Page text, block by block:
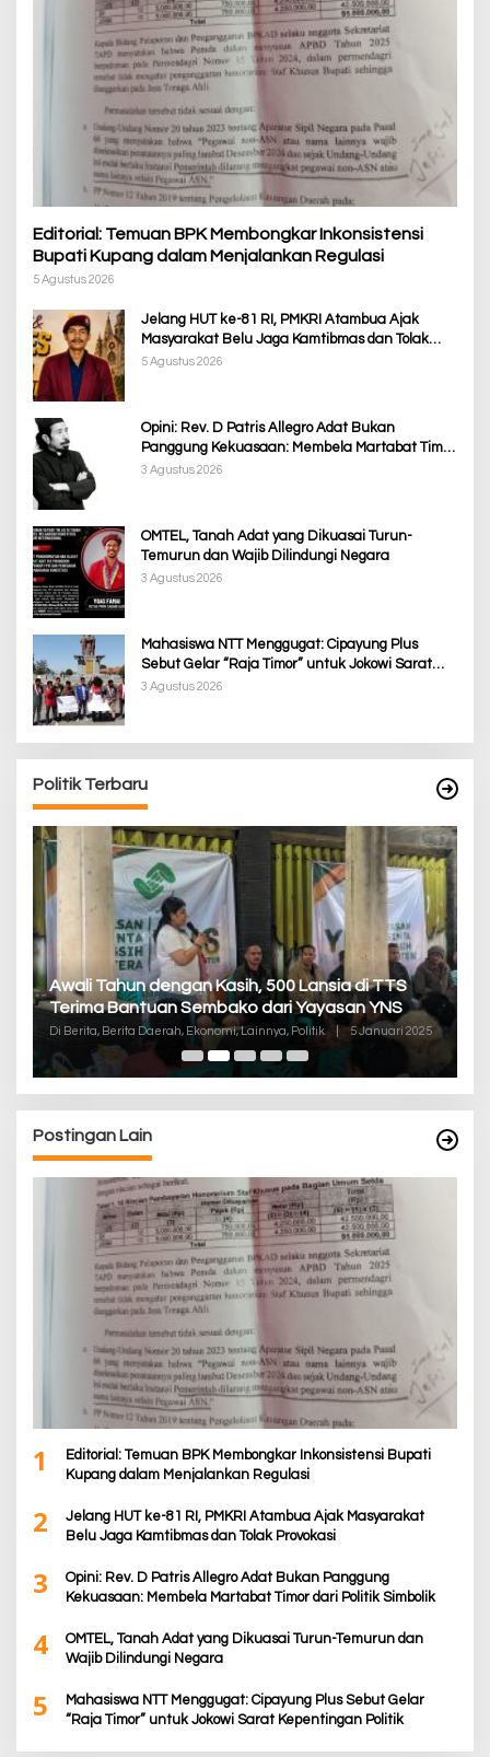
Editorial: Temuan BPK Membongkar Inkonsistensi
Bupati Kupang dalam Menjalankan Regulasi
5 Agustus 2026
Jelang HUT ke-81 RI, PMKRI Atambua Ajak
Masyarakat Belu Jaga Kamtibmas dan Tolak
Provokasi
5 Agustus 2026
Opini: Rev. D Patris Allegro Adat Bukan
Panggung Kekuasaan: Membela Martabat Timor
dari Politik Simbolik
3 Agustus 2026
OMTEL, Tanah Adat yang Dikuasai Turun-
Temurun dan Wajib Dilindungi Negara
3 Agustus 2026
Mahasiswa NTT Menggugat: Cipayung Plus
Sebut Gelar “Raja Timor” untuk Jokowi Sarat
Kepentingan Politik
3 Agustus 2026
Politik Terbaru
Awali Tahun dengan Kasih, 500 Lansia di TTS
Terima Bantuan Sembako dari Yayasan YNS
Di Berita, Berita Daerah, Ekonomi, Lainnya, Politik 5 Januari 2025
Postingan Lain
1
Editorial: Temuan BPK Membongkar Inkonsistensi Bupati
Kupang dalam Menjalankan Regulasi
2
Jelang HUT ke-81 RI, PMKRI Atambua Ajak Masyarakat
Belu Jaga Kamtibmas dan Tolak Provokasi
3
Opini: Rev. D Patris Allegro Adat Bukan Panggung
Kekuasaan: Membela Martabat Timor dari Politik Simbolik
4
OMTEL, Tanah Adat yang Dikuasai Turun-Temurun dan
Wajib Dilindungi Negara
5
Mahasiswa NTT Menggugat: Cipayung Plus Sebut Gelar
“Raja Timor” untuk Jokowi Sarat Kepentingan Politik